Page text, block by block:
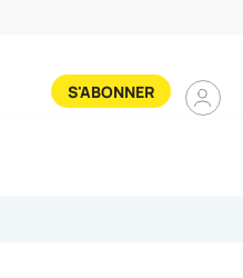
S'ABONNER
Se